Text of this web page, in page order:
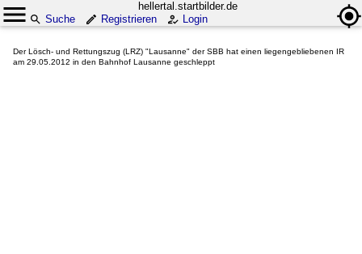
hellertal.startbilder.de
Suche
Registrieren Login
Der Lösch- und Rettungszug (LRZ) "Lausanne" der SBB hat einen liegengebliebenen IR
am 29.05.2012 in den Bahnhof Lausanne geschleppt